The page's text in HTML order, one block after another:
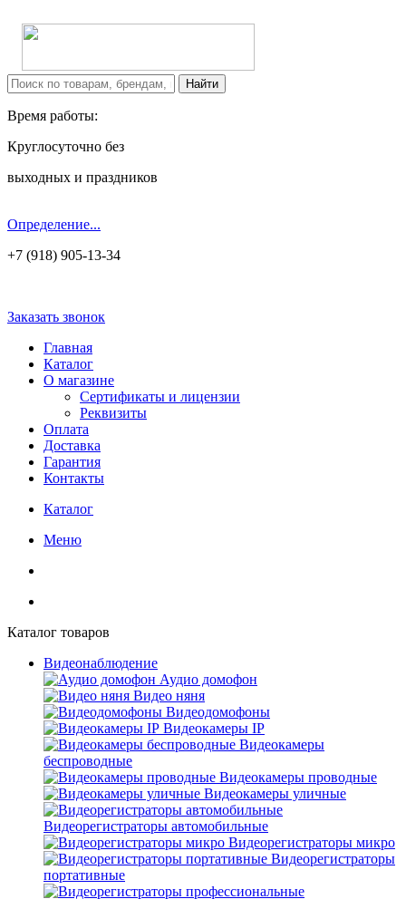
Время работы:
Круглосуточно без
выходных и праздников
Определение...
+7 (918) 905-13-34
Заказать звонок
Главная
Каталог
О магазине
Сертификаты и лицензии
Реквизиты
Оплата
Доставка
Гарантия
Контакты
Каталог
Меню
Каталог товаров
Видеонаблюдение
Аудио домофон
Видео няня
Видеодомофоны
Видеокамеры IP
Видеокамеры
беспроводные
Видеокамеры проводные
Видеокамеры уличные
Видеорегистраторы автомобильные
Видеорегистраторы микро
Видеорегистраторы
портативные